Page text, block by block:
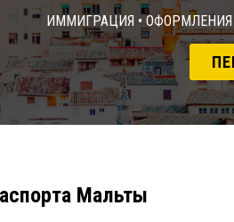
Иммиграция •
Мальты